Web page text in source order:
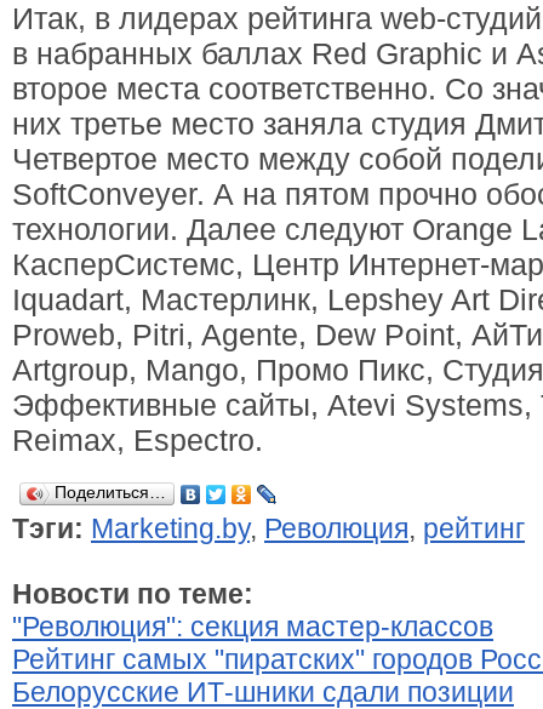
Итак, в лидерах рейтинга web-
в набранных баллах Red Graphic и
второе места соответственно. Со
них третье место заняла студия
Четвертое место между собой
SoftConveyer. А на пятом прочно
технологии. Далее следуют Orange
КасперСистемс, Центр Интернет-
Iquadart, Мастерлинк, Lepshey Art
Proweb, Pitri, Agente, Dew Point,
Artgroup, Mango, Промо Пикс,
Эффективные сайты, Atevi Systems,
Reimax, Espectro.
Поделиться…
Тэги: Marketing.by, Революция, рейтинг
Новости по теме:
"Революция": секция мастер-классов
Рейтинг самых "пиратских" городов
Белорусские ИТ-шники сдали позиции